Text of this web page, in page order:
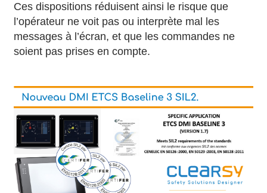
Ces dispositions réduisent ainsi le risque que
l’opérateur ne voit pas ou interprète mal les
messages à l’écran, et que les commandes ne
soient pas prises en compte.